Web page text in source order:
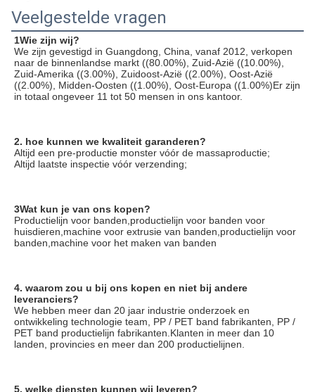
Veelgestelde vragen
1Wie zijn wij?
We zijn gevestigd in Guangdong, China, vanaf 2012, verkopen
naar de binnenlandse markt ((80.00%), Zuid-Azië ((10.00%),
Zuid-Amerika ((3.00%), Zuidoost-Azië ((2.00%), Oost-Azië
((2.00%), Midden-Oosten ((1.00%), Oost-Europa ((1.00%)Er zijn
in totaal ongeveer 11 tot 50 mensen in ons kantoor.
2. hoe kunnen we kwaliteit garanderen?
Altijd een pre-productie monster vóór de massaproductie;
Altijd laatste inspectie vóór verzending;
3Wat kun je van ons kopen?
Productielijn voor banden,productielijn voor banden voor
huisdieren,machine voor extrusie van banden,productielijn voor
banden,machine voor het maken van banden
4. waarom zou u bij ons kopen en niet bij andere
leveranciers?
We hebben meer dan 20 jaar industrie onderzoek en
ontwikkeling technologie team, PP / PET band fabrikanten, PP /
PET band productielijn fabrikanten.Klanten in meer dan 10
landen, provincies en meer dan 200 productielijnen.
5. welke diensten kunnen wij leveren?